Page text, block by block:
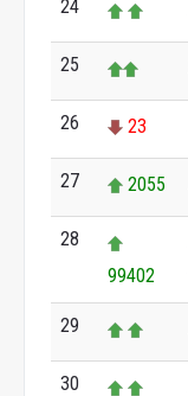
24
25
26 23
27 2055
28
99402
29
30